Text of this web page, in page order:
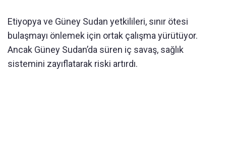
Etiyopya ve Güney Sudan yetkilileri, sınır ötesi
bulaşmayı önlemek için ortak çalışma yürütüyor.
Ancak Güney Sudan’da süren iç savaş, sağlık
sistemini zayıflatarak riski artırdı.